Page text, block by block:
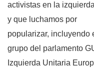
activistas en la
y que luchamos por
popularizar, incluyendo
grupo del parlamento
Izquierda Unitaria